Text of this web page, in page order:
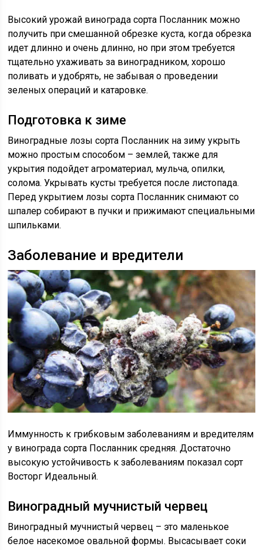
Высокий урожай винограда сорта Посланник можно
получить при смешанной обрезке куста, когда обрезка
идет длинно и очень длинно, но при этом требуется
тщательно ухаживать за виноградником, хорошо
поливать и удобрять, не забывая о проведении
зеленых операций и катаровке.
Подготовка к зиме
Виноградные лозы сорта Посланник на зиму укрыть
можно простым способом – землей, также для
укрытия подойдет агроматериал, мульча, опилки,
солома. Укрывать кусты требуется после листопада.
Перед укрытием лозы сорта Посланник снимают со
шпалер собирают в пучки и прижимают специальными
шпильками.
Заболевание и вредители
Иммунность к грибковым заболеваниям и вредителям
у винограда сорта Посланник средняя. Достаточно
высокую устойчивость к заболеваниям показал сорт
Восторг Идеальный.
Виноградный мучнистый червец
Виноградный мучнистый червец – это маленькое
белое насекомое овальной формы. Высасывает соки